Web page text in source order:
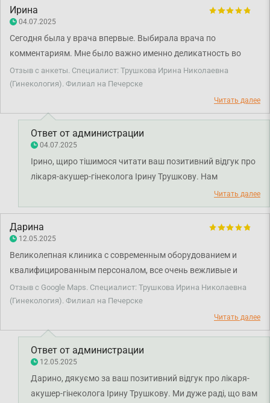
Ирина
04.07.2025
Сегодня была у врача впервые. Выбирала врача по
комментариям. Мне было важно именно деликатность во
время осмотра и общения и, чтобы врач был практикующий в
различных хирургических операциях. Приемом довольна,
надежды оправдались, запланировали лечение, планирую
следующий визит согласно плану.
Отзыв с анкеты. Специалист: Трушкова Ирина Николаевна
(Гинекология). Филиал на Печерске
Читать далее
Ответ от администрации
04.07.2025
Ірино, щиро тішимося читати ваш позитивний відгук про
лікаря-акушер-гінеколога Ірину Трушкову. Нам
надзвичайно приємно, що ви залишилися задоволені
першим візитом і що лікар виправдав ваші очікування.
Ми завжди прагнемо забезпечити максимально
комфортну та професійну атмосферу під час кожного
прийому. Бажаємо вам міцного здоров'я!
Читать далее
Дарина
12.05.2025
Великолепная клиника с современным оборудованием и
квалифицированным персоналом, все очень вежливые и
приятные в общении, никакого негатива. Отдельная
благодарность врачу Трушковой Ирине Николаевне, которая
быстро и действенно без лишних анализов и препаратов
решила вопрос, все объяснила без каких-либо предубеждений
отнеслась к проблеме. Главное слушать врача и следовать
указаниям и все будет прекрасно, в общем очень благодарна
ей за человеческое отношение и компетенцию!
Отзыв с Google Maps. Специалист: Трушкова Ирина Николаевна
(Гинекология). Филиал на Печерске
Читать далее
Ответ от администрации
12.05.2025
Дарино, дякуємо за ваш позитивний відгук про лікаря-
акушер-гінеколога Ірину Трушкову. Ми дуже раді, що вам